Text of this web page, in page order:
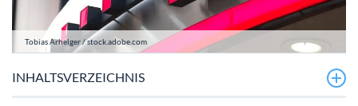
Tobias Arhelger / stock.adobe.com
INHALTSVERZEICHNIS